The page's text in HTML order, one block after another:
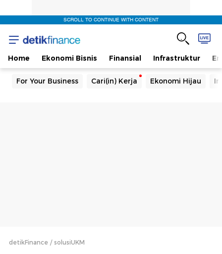
SCROLL TO CONTINUE WITH CONTENT
Home Ekonomi Bisnis Finansial Infrastruktur
For Your Business Cari(in) Kerja Ekonomi Hijau
detikFinance solusiUKM